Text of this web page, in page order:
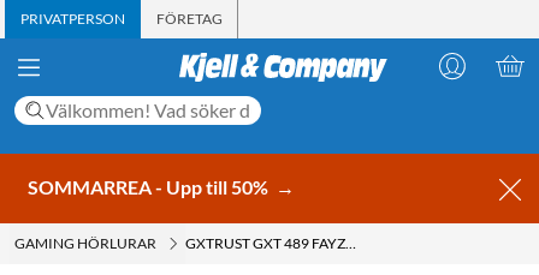
PRIVATPERSON FÖRETAG
SOMMARREA - Upp till 50% →
GAMING HÖRLURAR GXTRUST GXT 489 FAYZO GAMING-HEADSET